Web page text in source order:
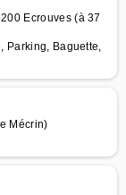
Ecrouves (à 37
Parking, Baguette,
Mécrin)